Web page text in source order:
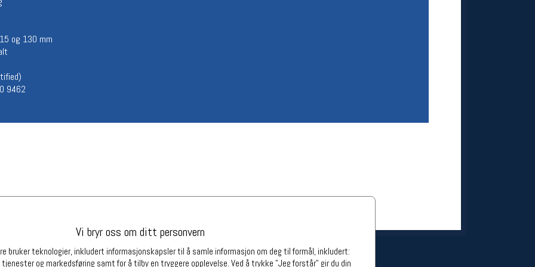
og 130 mm
9462
Vi bryr oss om ditt personvern
bruker teknologier, inkludert informasjonskapsler til å samle informasjon om deg til formål, inkludert:
og markedsføring samt for å tilby en tryggere opplevelse. Ved å trykke "Jeg forstår" gir du din
Personsvernerklæring